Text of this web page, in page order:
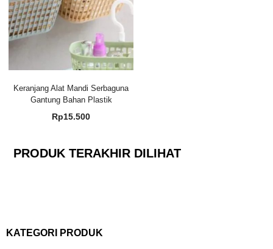
Keranjang Alat Mandi Serbaguna
Gantung Bahan Plastik
Rp15.500
PRODUK TERAKHIR DILIHAT
KATEGORI PRODUK